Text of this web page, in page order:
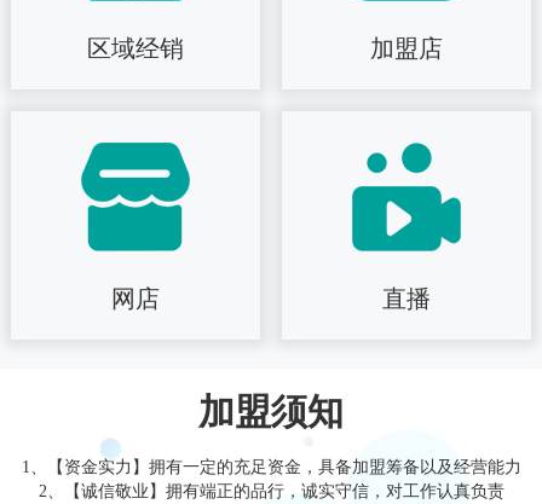
区域经销 加盟店
网店 直播
加盟须知
1、【资金实力】拥有一定的充足资金，具备加盟筹备以及经营能力
2、【诚信敬业】拥有端正的品行，诚实守信，对工作认真负责